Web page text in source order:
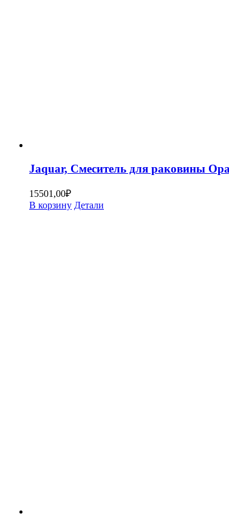
Jaquar, Смеситель для раковины
15501,00₽
В корзину Детали